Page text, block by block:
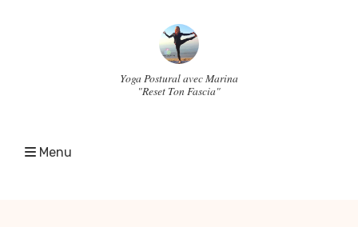
Yoga Postural avec Marina
"Reset Ton Fascia"
Menu